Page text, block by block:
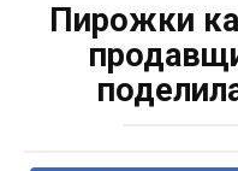
Пирожки